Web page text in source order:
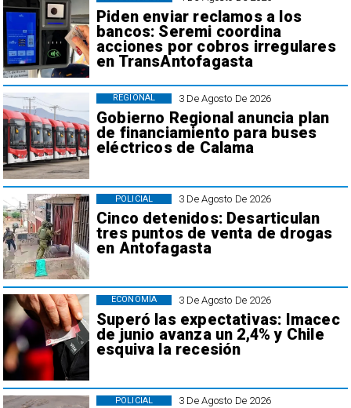
Piden enviar reclamos a los
bancos: Seremi coordina
acciones por cobros irregulares
en TransAntofagasta
3 De Agosto De 2026
Gobierno Regional anuncia plan
de financiamiento para buses
eléctricos de Calama
REGIONAL
3 De Agosto De 2026
Cinco detenidos: Desarticulan
tres puntos de venta de drogas
en Antofagasta
POLICIAL
3 De Agosto De 2026
Superó las expectativas: Imacec
de junio avanza un 2,4% y Chile
esquiva la recesión
ECONOMÍA
3 De Agosto De 2026
POLICIAL